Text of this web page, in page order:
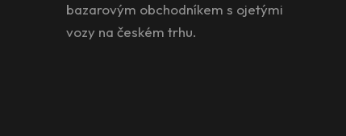
bazarovým obchodníkem s ojetými
vozy na českém trhu.